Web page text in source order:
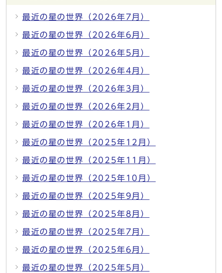
最近の星の世界（2026年7月）
最近の星の世界（2026年6月）
最近の星の世界（2026年5月）
最近の星の世界（2026年4月）
最近の星の世界（2026年3月）
最近の星の世界（2026年2月）
最近の星の世界（2026年1月）
最近の星の世界（2025年12月）
最近の星の世界（2025年11月）
最近の星の世界（2025年10月）
最近の星の世界（2025年9月）
最近の星の世界（2025年8月）
最近の星の世界（2025年7月）
最近の星の世界（2025年6月）
最近の星の世界（2025年5月）